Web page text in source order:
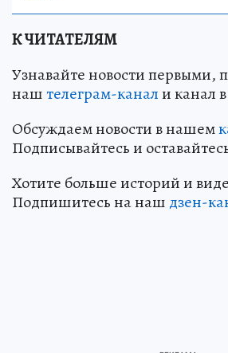
К ЧИТАТЕЛЯМ
Узнавайте новости первыми,
наштелеграм-канали канал в
Обсуждаем новости в нашем
Подписывайтесь и
Хотите больше историй и
Подпишитесь на наш дзен-